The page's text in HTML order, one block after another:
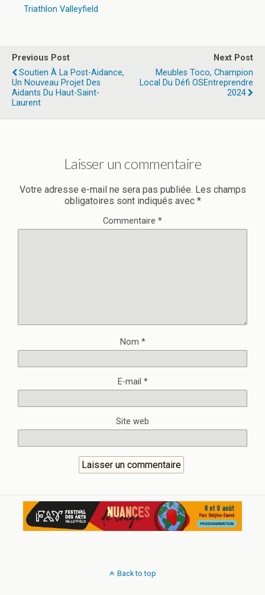
Triathlon Valleyfield
Previous Post
Soutien À La Post-Aidance,
Un Nouveau Projet Des
Aidants Du Haut-Saint-
Laurent
Next Post
Meubles Toco, Champion
Local Du Défi OSEntreprendre
2024
Laisser un commentaire
Votre adresse e-mail ne sera pas publiée. Les champs
obligatoires sont indiqués avec *
Commentaire *
Nom *
E-mail *
Site web
Back to top